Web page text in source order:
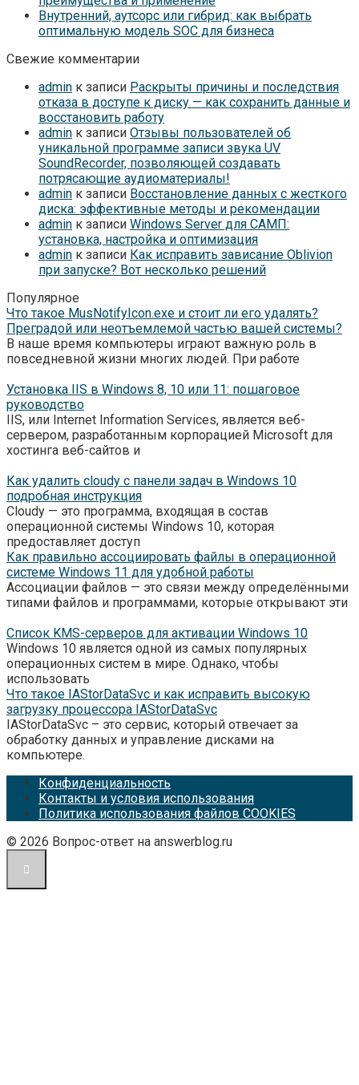
Внутренний, аутсорс или гибрид: как выбрать
оптимальную модель SOC для бизнеса
Свежие комментарии
admin к записи Раскрыты причины и последствия
отказа в доступе к диску — как сохранить данные и
восстановить работу
admin к записи Отзывы пользователей об
уникальной программе записи звука UV
SoundRecorder, позволяющей создавать
потрясающие аудиоматериалы!
admin к записи Восстановление данных с жесткого
диска: эффективные методы и рекомендации
admin к записи Windows Server для САМП:
установка, настройка и оптимизация
admin к записи Как исправить зависание Oblivion
при запуске? Вот несколько решений
Популярное
Что такое MusNotifyIcon.exe и стоит ли его удалять?
Преградой или неотъемлемой частью вашей системы?
В наше время компьютеры играют важную роль в
повседневной жизни многих людей. При работе
Установка IIS в Windows 8, 10 или 11: пошаговое
руководство
IIS, или Internet Information Services, является веб-
сервером, разработанным корпорацией Microsoft для
хостинга веб-сайтов и
Как удалить cloudy с панели задач в Windows 10
подробная инструкция
Cloudy — это программа, входящая в состав
операционной системы Windows 10, которая
предоставляет доступ
Как правильно ассоциировать файлы в операционной
системе Windows 11 для удобной работы
Ассоциации файлов — это связи между определёнными
типами файлов и программами, которые открывают эти
Список KMS-серверов для активации Windows 10
Windows 10 является одной из самых популярных
операционных систем в мире. Однако, чтобы
использовать
Что такое IAStorDataSvc и как исправить высокую
загрузку процессора IAStorDataSvc
IAStorDataSvc – это сервис, который отвечает за
обработку данных и управление дисками на
компьютере.
Конфиденциальность
Контакты и условия использования
Политика использования файлов COOKIES
© 2026 Вопрос-ответ на answerblog.ru